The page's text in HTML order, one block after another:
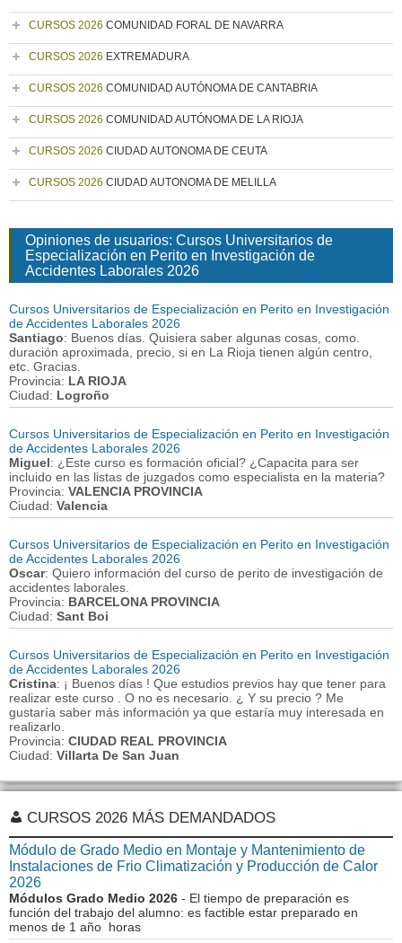
CURSOS 2026 COMUNIDAD FORAL DE NAVARRA
CURSOS 2026 EXTREMADURA
CURSOS 2026 COMUNIDAD AUTÓNOMA DE CANTABRIA
CURSOS 2026 COMUNIDAD AUTÓNOMA DE LA RIOJA
CURSOS 2026 CIUDAD AUTONOMA DE CEUTA
CURSOS 2026 CIUDAD AUTONOMA DE MELILLA
Opiniones de usuarios: Cursos Universitarios de
Especialización en Perito en Investigación de
Accidentes Laborales 2026
Cursos Universitarios de Especialización en Perito en Investigación
de Accidentes Laborales 2026
Santiago: Buenos días. Quisiera saber algunas cosas, como.
duración aproximada, precio, si en La Rioja tienen algún centro,
etc. Gracias.
Provincia: LA RIOJA
Ciudad: Logroño
Cursos Universitarios de Especialización en Perito en Investigación
de Accidentes Laborales 2026
Miguel: ¿Este curso es formación oficial? ¿Capacita para ser
incluido en las listas de juzgados como especialista en la materia?
Provincia: VALENCIA PROVINCIA
Ciudad: Valencia
Cursos Universitarios de Especialización en Perito en Investigación
de Accidentes Laborales 2026
Oscar: Quiero información del curso de perito de investigación de
accidentes laborales.
Provincia: BARCELONA PROVINCIA
Ciudad: Sant Boi
Cursos Universitarios de Especialización en Perito en Investigación
de Accidentes Laborales 2026
Cristina: ¡ Buenos días ! Que estudios previos hay que tener para
realizar este curso . O no es necesario. ¿ Y su precio ? Me
gustaría saber más información ya que estaría muy interesada en
realizarlo.
Provincia: CIUDAD REAL PROVINCIA
Ciudad: Villarta De San Juan
CURSOS 2026 MÁS DEMANDADOS
Módulo de Grado Medio en Montaje y Mantenimiento de
Instalaciones de Frio Climatización y Producción de Calor
2026
Módulos Grado Medio 2026 - El tiempo de preparación es
función del trabajo del alumno: es factible estar preparado en
menos de 1 año horas